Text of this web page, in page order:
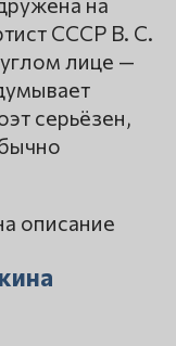
СССР В. С.
лице —
серьёзен,